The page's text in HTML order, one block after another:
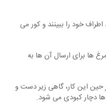
خود را ببینند و کور می
ها برای ارسال آن ها به
این کار، گاهی زیر دست و
دچار کبودی می شود.